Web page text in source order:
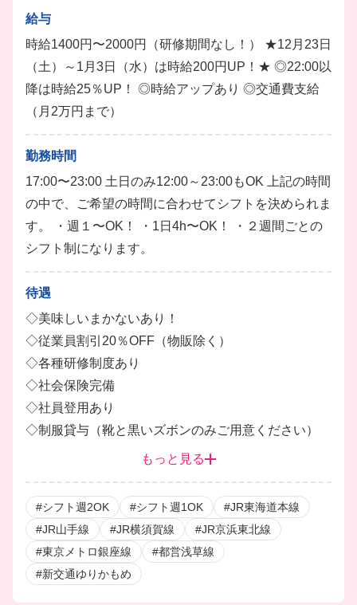
給与
時給1400円〜2000円（研修期間なし！） ★12月23日
（土）～1月3日（水）は時給200円UP！★ ◎22:00以
降は時給25％UP！ ◎時給アップあり ◎交通費支給
（月2万円まで）
勤務時間
17:00〜23:00 土日のみ12:00～23:00もOK 上記の時間
の中で、ご希望の時間に合わせてシフトを決められま
す。 ・週１〜OK！ ・1日4h〜OK！ ・２週間ごとの
シフト制になります。
待遇
◇美味しいまかないあり！
◇従業員割引20％OFF（物販除く）
◇各種研修制度あり
◇社会保険完備
◇社員登用あり
◇制服貸与（靴と黒いズボンのみご用意ください）
◇お友達紹介制度（紹介した方が100時間働いたら1
◇週払い（規定あり）
もっと見る
#シフト週2OK #シフト週1OK
#JR東海道本線
#JR山手線
#JR横須賀線
#JR京浜東北線
#東京メトロ銀座線
#都営浅草線
#新交通ゆりかもめ